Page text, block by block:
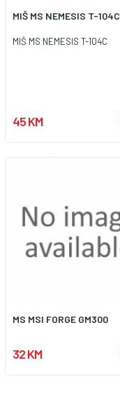
MIŠ MS NEMESIS T-104C
MIŠ MS NEMESIS T-104C
45 KM
MS MSI FORGE GM300
32 KM